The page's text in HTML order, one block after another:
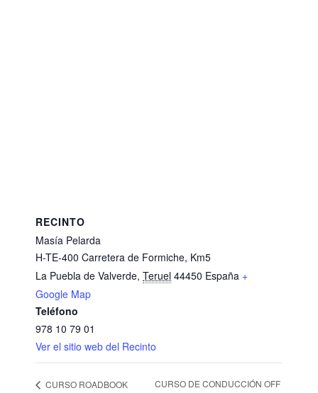
RECINTO
Masía Pelarda
H-TE-400 Carretera de Formiche, Km5
La Puebla de Valverde, Teruel 44450 España +
Google Map
Teléfono
978 10 79 01
Ver el sitio web del Recinto
CURSO ROADBOOK
CURSO DE CONDUCCIÓN OFF